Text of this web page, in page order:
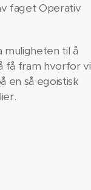
faget Operativ
til å
få fram hvorfor vi
en så egoistisk